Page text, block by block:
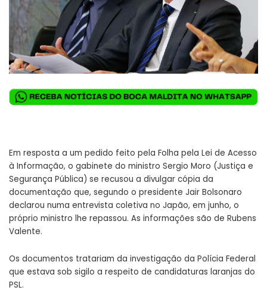
Em resposta a um pedido feito pela Folha pela Lei de Acesso
à Informação, o gabinete do ministro Sergio Moro (Justiça e
Segurança Pública) se recusou a divulgar cópia da
documentação que, segundo o presidente Jair Bolsonaro
declarou numa entrevista coletiva no Japão, em junho, o
próprio ministro lhe repassou. As informações são de Rubens
Valente.
Os documentos tratariam da investigação da Polícia Federal
que estava sob sigilo a respeito de candidaturas laranjas do
PSL.